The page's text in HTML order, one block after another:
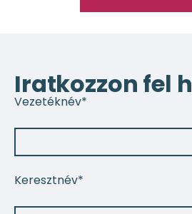
Iratkozzon fel
Vezetéknév*
Keresztnév*